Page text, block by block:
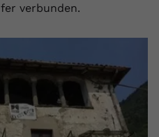
verbunden.
diesen Cookie, um die